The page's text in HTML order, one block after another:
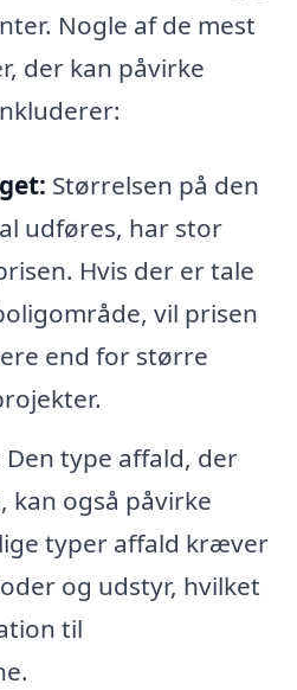
Nogle af de mest
der kan påvirke
Størrelsen på den
udføres, har stor
Hvis der er tale
vil prisen
end for større
Den type affald, der
kan også påvirke
typer affald kræver
og udstyr, hvilket
til